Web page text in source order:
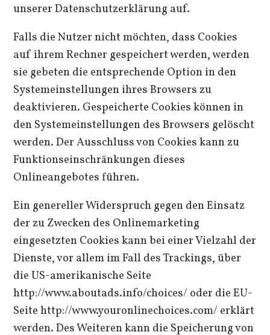
unserer Datenschutzerklärung auf.
Falls die Nutzer nicht möchten, dass Cookies
auf ihrem Rechner gespeichert werden, werden
sie gebeten die entsprechende Option in den
Systemeinstellungen ihres Browsers zu
deaktivieren. Gespeicherte Cookies können in
den Systemeinstellungen des Browsers gelöscht
werden. Der Ausschluss von Cookies kann zu
Funktionseinschränkungen dieses
Onlineangebotes führen.
Ein genereller Widerspruch gegen den Einsatz
der zu Zwecken des Onlinemarketing
eingesetzten Cookies kann bei einer Vielzahl der
Dienste, vor allem im Fall des Trackings, über
die US-amerikanische Seite
http://www.aboutads.info/choices/ oder die EU-
Seite http://www.youronlinechoices.com/ erklärt
werden. Des Weiteren kann die Speicherung von